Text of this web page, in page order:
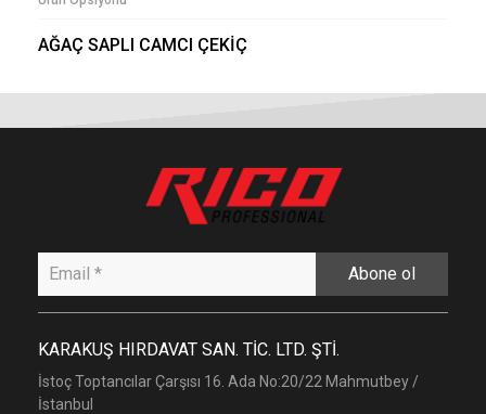
AĞAÇ SAPLI CAMCI ÇEKİÇ
Abone ol
KARAKUŞ HIRDAVAT SAN. TİC. LTD. ŞTİ.
İstoç Toptancılar Çarşısı 16. Ada No:20/22 Mahmutbey /
İstanbul